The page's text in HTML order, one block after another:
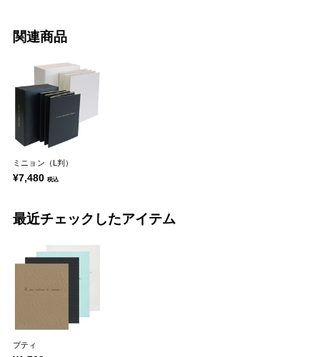
関連商品
ミニョン（L判）
¥7,480 税込
最近チェックしたアイテム
プティ